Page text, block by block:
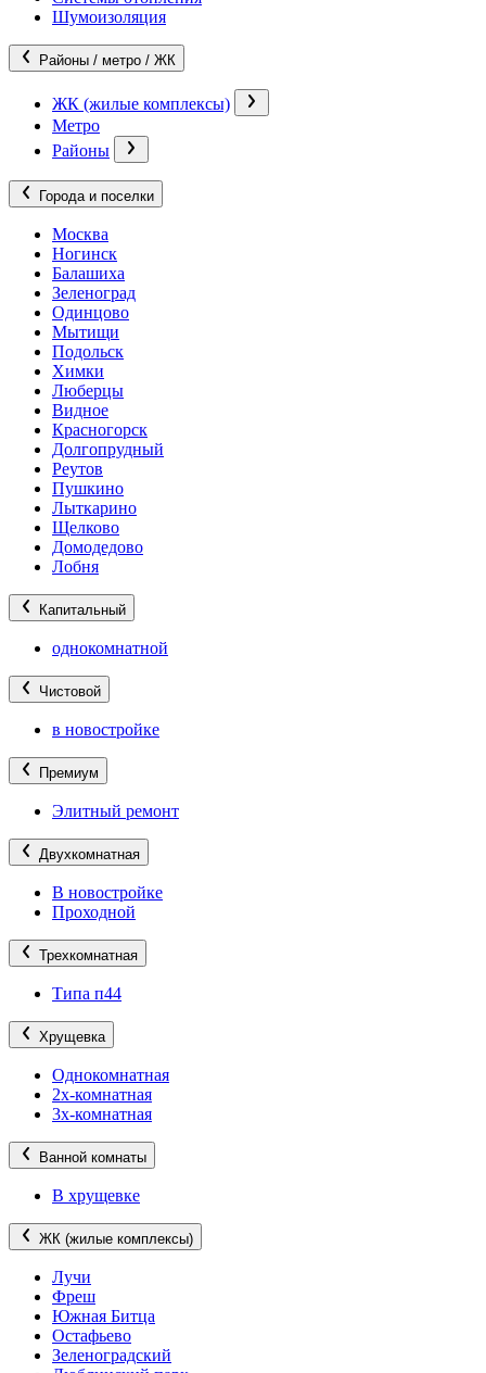
Шумоизоляция
Районы / метро / ЖК
ЖК (жилые комплексы)
Метро
Районы
Города и поселки
Москва
Ногинск
Балашиха
Зеленоград
Одинцово
Мытищи
Подольск
Химки
Люберцы
Видное
Красногорск
Долгопрудный
Реутов
Пушкино
Лыткарино
Щелково
Домодедово
Лобня
Капитальный
однокомнатной
Чистовой
в новостройке
Премиум
Элитный ремонт
Двухкомнатная
В новостройке
Проходной
Трехкомнатная
Типа п44
Хрущевка
Однокомнатная
2х-комнатная
3х-комнатная
Ванной комнаты
В хрущевке
ЖК (жилые комплексы)
Лучи
Фреш
Южная Битца
Остафьево
Зеленоградский